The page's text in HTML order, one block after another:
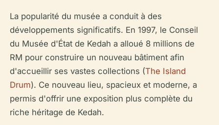
La popularité du musée a conduit à des
développements significatifs. En 1997, le Conseil
du Musée d'État de Kedah a alloué 8 millions de
RM pour construire un nouveau bâtiment afin
d'accueillir ses vastes collections (The Island
Drum). Ce nouveau lieu, spacieux et moderne, a
permis d'offrir une exposition plus complète du
riche héritage de Kedah.